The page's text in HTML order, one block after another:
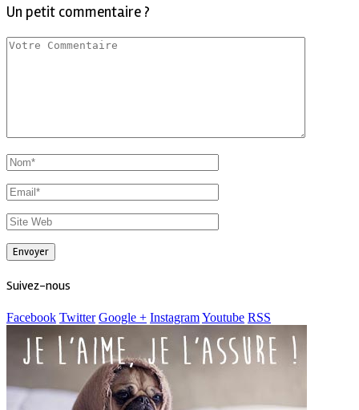
Un petit commentaire ?
Suivez-nous
Facebook Twitter Google + InstagramYoutube RSS